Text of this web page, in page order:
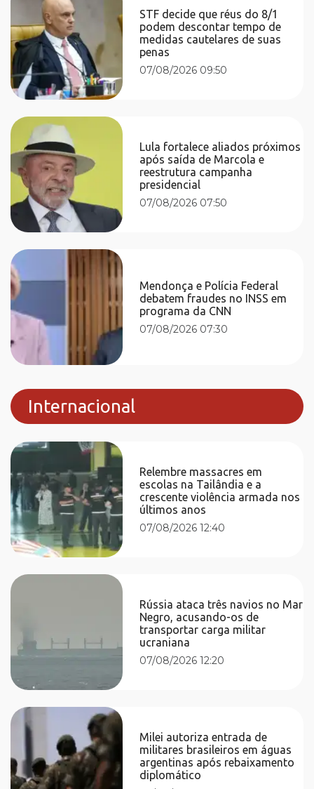
STF decide que réus do 8/1
podem descontar tempo de
medidas cautelares de suas
penas
07/08/2026 09:50
Lula fortalece aliados próximos
após saída de Marcola e
reestrutura campanha
presidencial
07/08/2026 07:50
Mendonça e Polícia Federal
debatem fraudes no INSS em
programa da CNN
07/08/2026 07:30
Internacional
Relembre massacres em
escolas na Tailândia e a
crescente violência armada nos
últimos anos
07/08/2026 12:40
Rússia ataca três navios no Mar
Negro, acusando-os de
transportar carga militar
ucraniana
07/08/2026 12:20
Milei autoriza entrada de
militares brasileiros em águas
argentinas após rebaixamento
diplomático